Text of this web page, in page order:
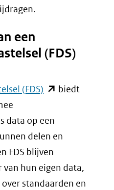
een
(FDS)
(FDS) (opent
nieuw
venster)
(verwijst
naar
een
biedt
data op een
delen en
FDS blijven
van hun eigen data,
standaarden en